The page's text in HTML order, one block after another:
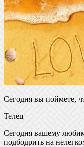
Сегодня вы поймете,
Телец
Сегодня вашему
подбодрить на